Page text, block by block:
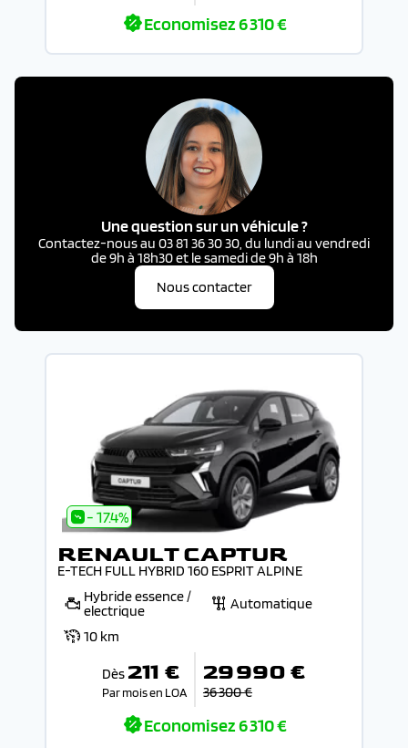
Economisez6 310 €
Une question sur un véhicule ?
Contactez-nous au 03 81 36 30 30, du lundi au vendredi
de 9h à 18h30 et le samedi de 9h à 18h
Nous contacter
- 17.4%
RENAULT CAPTUR
E-TECH FULL HYBRID 160 ESPRIT ALPINE
Hybride essence /
electrique
Automatique
10 km
Dès 211 €
Par mois en LOA
29 990 €
36 300 €
Economisez6 310 €